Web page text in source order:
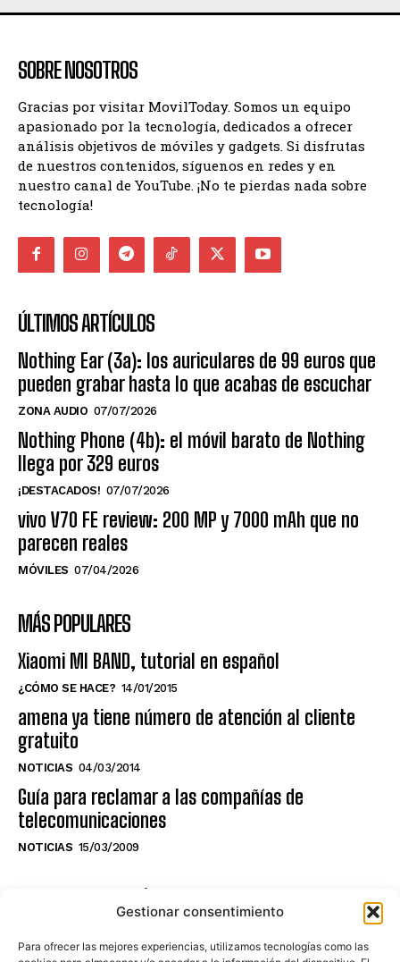
Gestionar consentimiento
Para ofrecer las mejores experiencias, utilizamos tecnologías como las
SOBRE NOSOTROS
Gracias por visitar MovilToday. Somos un equipo
apasionado por la tecnología, dedicados a ofrecer
análisis objetivos de móviles y gadgets. Si disfrutas
de nuestros contenidos, síguenos en redes y en
nuestro canal de YouTube. ¡No te pierdas nada sobre
tecnología!
ÚLTIMOS ARTÍCULOS
Nothing Ear (3a): los auriculares de 99 euros que
pueden grabar hasta lo que acabas de escuchar
ZONA AUDIO 07/07/2026
Nothing Phone (4b): el móvil barato de Nothing
llega por 329 euros
¡DESTACADOS! 07/07/2026
vivo V70 FE review: 200 MP y 7000 mAh que no
parecen reales
MÓVILES 07/04/2026
MÁS POPULARES
Xiaomi MI BAND, tutorial en español
¿CÓMO SE HACE? 14/01/2015
amena ya tiene número de atención al cliente
gratuito
NOTICIAS 04/03/2014
Guía para reclamar a las compañías de
telecomunicaciones
NOTICIAS 15/03/2009
NO TE PIERDAS LO ÚLTIMO DEL CANAL